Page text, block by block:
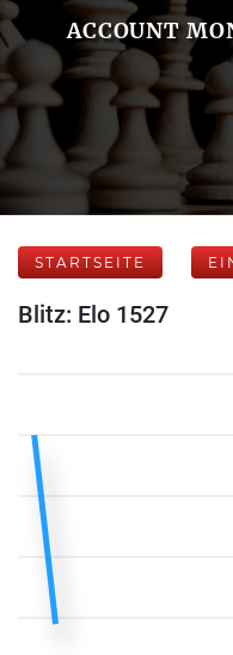
ACCOUNT
STARTSEITE
Blitz: Elo 1527